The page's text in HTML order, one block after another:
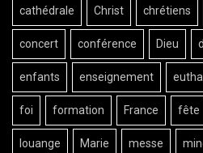
cathédrale Christ chrétiens
concert conférence Dieu
enfants enseignement
foi formation France fête
louange Marie messe